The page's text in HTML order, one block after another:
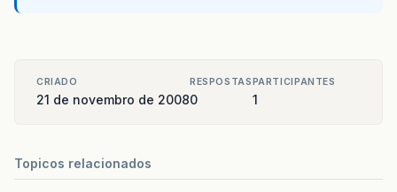
CRIADO
21 de novembro de 2008
RESPOSTAS
0
PARTICIPANTES
1
Topicos relacionados